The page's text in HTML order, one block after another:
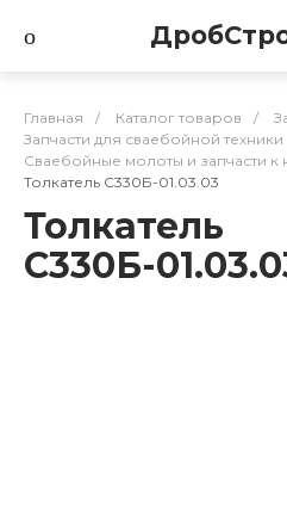
Главная / Каталог товаров /
Запчасти для сваебойной техники
Сваебойные молоты и запчасти к
Толкатель С330Б-01.03.03
Толкатель
С330Б-